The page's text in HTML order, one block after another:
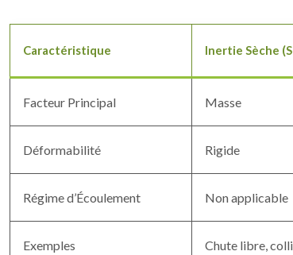
Caractéristique Inertie Sèche
Facteur Principal Masse
Déformabilité Rigide
Régime d’Écoulement Non applicable
Exemples Chute libre,